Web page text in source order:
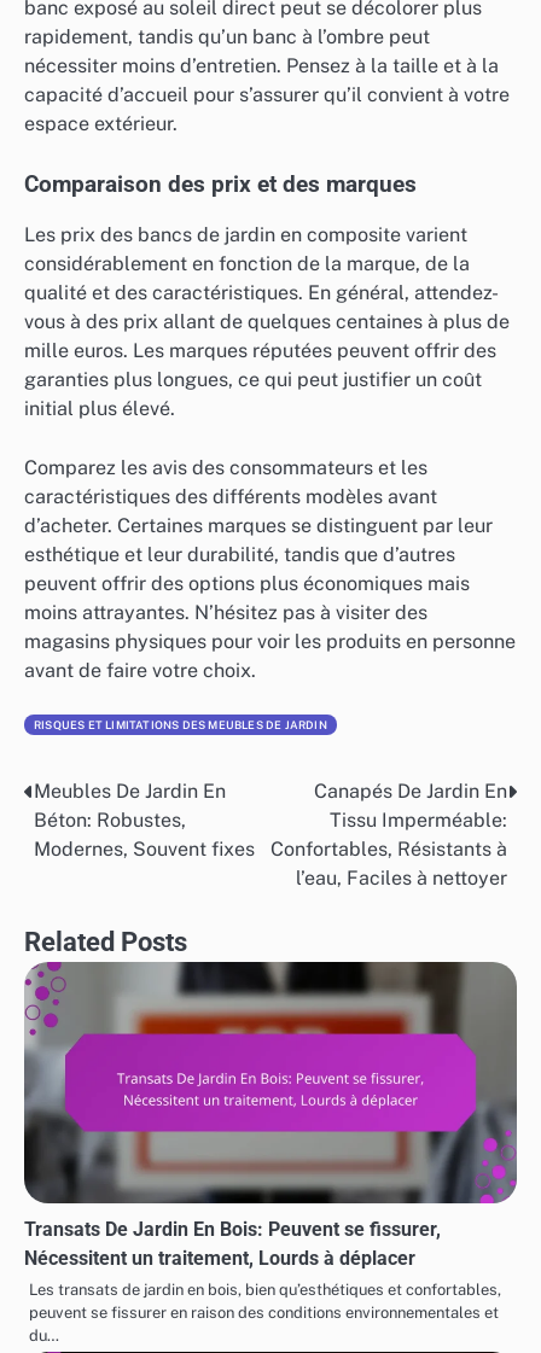
banc exposé au soleil direct peut se décolorer plus
rapidement, tandis qu’un banc à l’ombre peut
nécessiter moins d’entretien. Pensez à la taille et à la
capacité d’accueil pour s’assurer qu’il convient à votre
espace extérieur.
Comparaison des prix et des marques
Les prix des bancs de jardin en composite varient
considérablement en fonction de la marque, de la
qualité et des caractéristiques. En général, attendez-
vous à des prix allant de quelques centaines à plus de
mille euros. Les marques réputées peuvent offrir des
garanties plus longues, ce qui peut justifier un coût
initial plus élevé.
Comparez les avis des consommateurs et les
caractéristiques des différents modèles avant
d’acheter. Certaines marques se distinguent par leur
esthétique et leur durabilité, tandis que d’autres
peuvent offrir des options plus économiques mais
moins attrayantes. N’hésitez pas à visiter des
magasins physiques pour voir les produits en personne
avant de faire votre choix.
RISQUES ET LIMITATIONS DES MEUBLES DE JARDIN
Post
navigation
Meubles De Jardin En
Béton: Robustes,
Modernes, Souvent fixes
Canapés De Jardin En
Tissu Imperméable:
Confortables, Résistants à
l’eau, Faciles à nettoyer
Related Posts
Transats De Jardin En Bois: Peuvent se fissurer,
Nécessitent un traitement, Lourds à déplacer
Les transats de jardin en bois, bien qu’esthétiques et confortables,
peuvent se fissurer en raison des conditions environnementales et
du…